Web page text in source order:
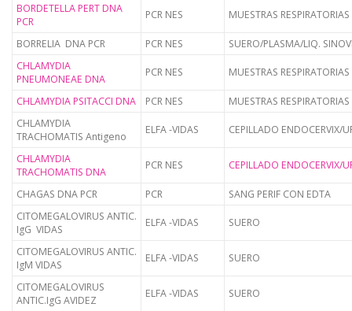
BORDETELLA PERT DNA
PCR
PCR NES MUESTRAS RESPIRATORIAS
BORRELIA DNA PCR PCR NES
SUERO/PLASMA/LIQ.
CHLAMYDIA
PNEUMONEAE DNA
PCR NES MUESTRAS RESPIRATORIAS
CHLAMYDIA PSITACCI DNA PCR NES
MUESTRAS RESPIRATORIAS
CHLAMYDIA
TRACHOMATIS Antigeno
ELFA -VIDAS CEPILLADO ENDOCERVIX/
CHLAMYDIA
TRACHOMATIS DNA
PCR NES CEPILLADO ENDOCERVIX/
CHAGAS DNA PCR PCR
SANG PERIF CON EDTA
CITOMEGALOVIRUS ANTIC.
IgG VIDAS
ELFA -VIDAS SUERO
CITOMEGALOVIRUS ANTIC.
IgM VIDAS
ELFA -VIDAS SUERO
CITOMEGALOVIRUS
ANTIC.IgG AVIDEZ
ELFA -VIDAS SUERO